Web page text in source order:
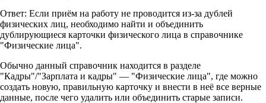
Ответ: Если приём на работу не проводится из-за дублей
физических лиц, необходимо найти и объединить
дублирующиеся карточки физического лица в справочнике
"Физические лица".
Обычно данный справочник находится в разделе
"Кадры"/"Зарплата и кадры" — "Физические лица", где можно
создать новую, правильную карточку и внести в неё все верные
данные, после чего удалить или объединить старые записи.